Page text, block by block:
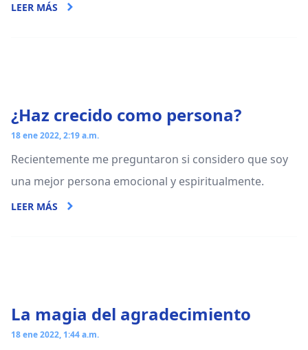
LEER MÁS
¿Haz crecido como persona?
18 ene 2022, 2:19 a.m.
Recientemente me preguntaron si considero que soy
una mejor persona emocional y espiritualmente.
LEER MÁS
La magia del agradecimiento
18 ene 2022, 1:44 a.m.